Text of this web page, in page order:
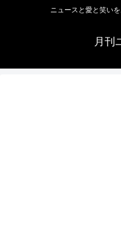
ニュースと愛と笑い
月刊